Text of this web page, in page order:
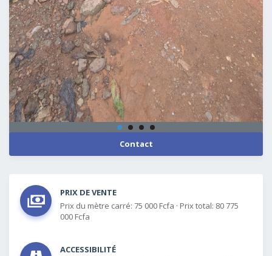
Contact
PRIX DE VENTE
Prix du mètre carré: 75 000 Fcfa · Prix total: 80 775
000 Fcfa
ACCESSIBILITÉ